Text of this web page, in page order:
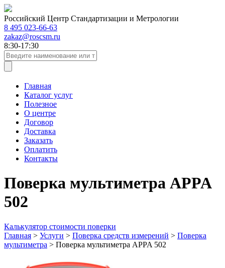
Российский Центр Стандартизации и Метрологии
8 495 023-66-63
zakaz@roscsm.ru
8:30-17:30
Главная
Каталог услуг
Полезное
О центре
Договор
Доставка
Заказать
Оплатить
Контакты
Поверка мультиметра APPA
502
Калькулятор стоимости поверки
Главная > Услуги > Поверка средств измерений > Поверка
мультиметра > Поверка мультиметра APPA 502